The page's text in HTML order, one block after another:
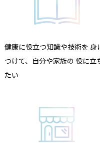
健康に役立つ知識や技術を 身
つけて、自分や家族の 役に立
たい